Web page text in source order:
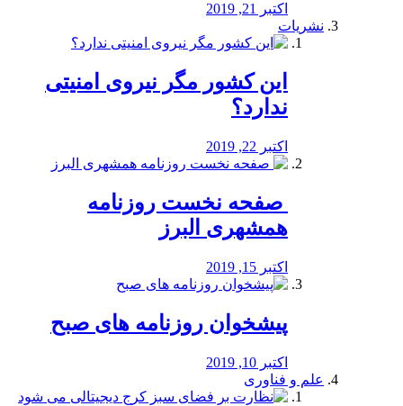
اکتبر 21, 2019
نشریات
این کشور مگر نیروی امنیتی
ندارد؟
اکتبر 22, 2019
️ صفحه نخست روزنامه‌
همشهری البرز
اکتبر 15, 2019
پیشخوان روزنامه های صبح
اکتبر 10, 2019
علم و فناوری